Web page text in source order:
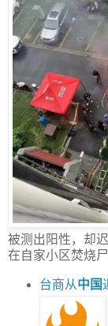
被测出阳性，却
在自家小区焚烧
台商从中国